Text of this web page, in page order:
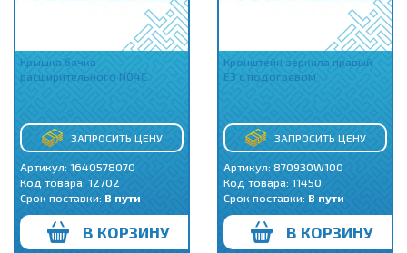
Крышка бачка
расширительного N04C
ЗАПРОСИТЬ ЦЕНУ
Артикул: 1640578070
Код товара: 12702
Срок поставки: В пути
В КОРЗИНУ
Кронштейн зеркала правый
E3 c подогревом
ЗАПРОСИТЬ ЦЕНУ
Артикул: 870930W100
Код товара: 11450
Срок поставки: В пути
В КОРЗИНУ